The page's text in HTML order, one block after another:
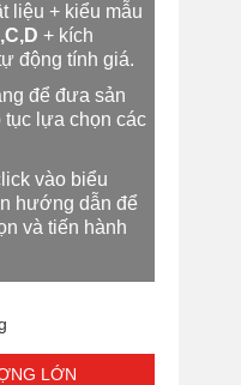
liệu + kiểu mẫu
+ kích
động tính giá.
để đưa sản
tục lựa chọn các
vào biểu
hướng dẫn để
và tiến hành
LỚN